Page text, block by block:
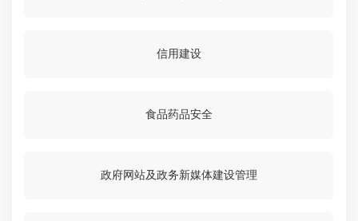
信用建设
食品药品安全
政府网站及政务新媒体建设管理